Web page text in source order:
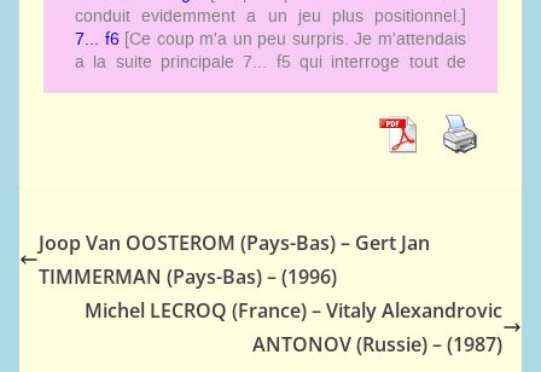
Joop Van OOSTEROM (Pays-Bas) – Gert Jan
TIMMERMAN (Pays-Bas) – (1996)
Michel LECROQ (France) – Vitaly Alexandrovic
ANTONOV (Russie) – (1987)